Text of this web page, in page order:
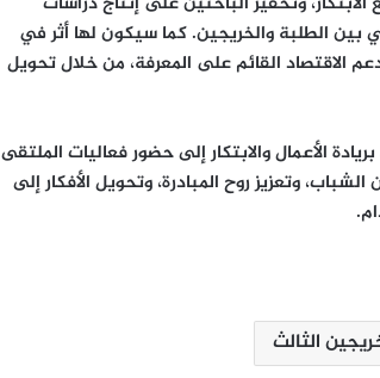
بين الطلبة والخريجين. كما سيكون لها أثر في
الاقتصاد القائم على المعرفة، من خلال تحويل
الأعمال والابتكار إلى حضور فعاليات الملتقى
وتعزيز روح المبادرة، وتحويل الأفكار إلى
الثالث